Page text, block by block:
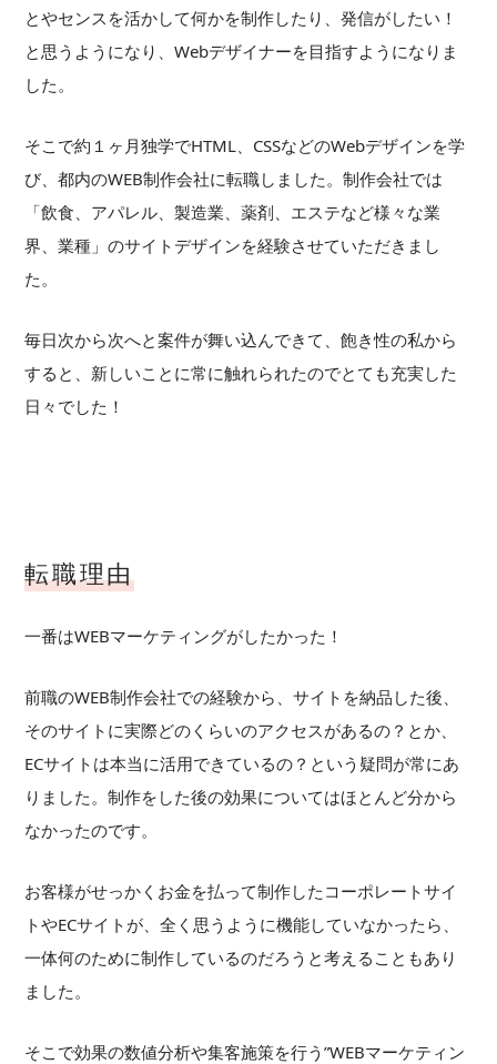
とやセンスを活かして何かを制作したり、発信がしたい！
と思うようになり、Webデザイナーを目指すようになりま
した。
そこで約１ヶ月独学でHTML、CSSなどのWebデザインを学
び、都内のWEB制作会社に転職しました。制作会社では
「飲食、アパレル、製造業、薬剤、エステなど様々な業
界、業種」のサイトデザインを経験させていただきまし
た。
毎日次から次へと案件が舞い込んできて、飽き性の私から
すると、新しいことに常に触れられたのでとても充実した
日々でした！
転職理由
一番はWEBマーケティングがしたかった！
前職のWEB制作会社での経験から、サイトを納品した後、
そのサイトに実際どのくらいのアクセスがあるの？とか、
ECサイトは本当に活用できているの？という疑問が常にあ
りました。制作をした後の効果についてはほとんど分から
なかったのです。
お客様がせっかくお金を払って制作したコーポレートサイ
トやECサイトが、全く思うように機能していなかったら、
一体何のために制作しているのだろうと考えることもあり
ました。
そこで効果の数値分析や集客施策を行う”WEBマーケティン